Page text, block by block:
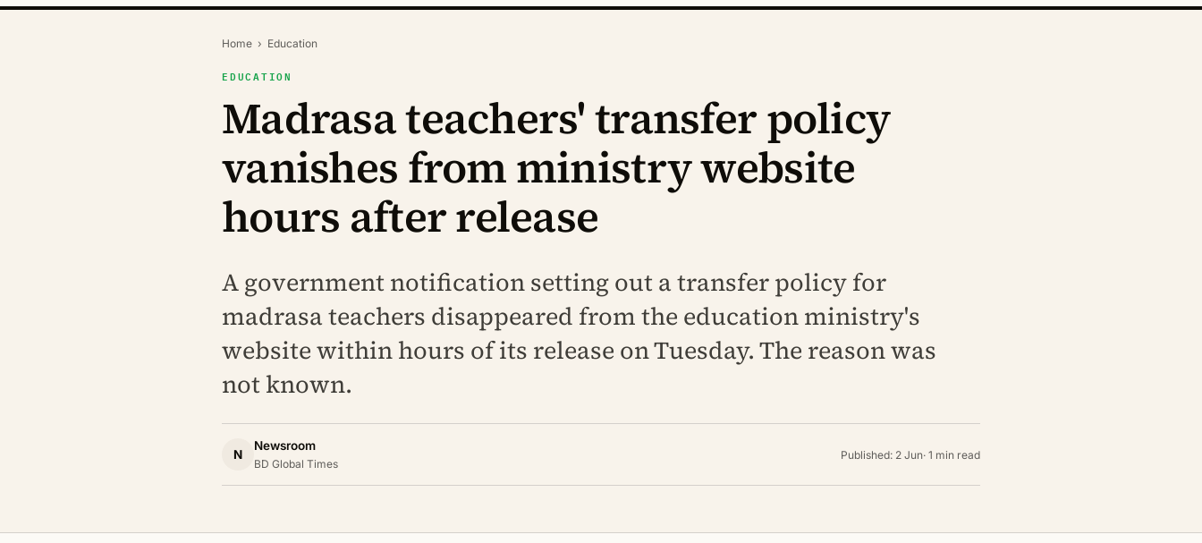
Home › Education
EDUCATION
Madrasa teachers' transfer policy
vanishes from ministry website
hours after release
A government notification setting out a transfer policy for
madrasa teachers disappeared from the education ministry's
website within hours of its release on Tuesday. The reason was
not known.
N
Newsroom
BD Global Times
Published: 2 Jun· 1 min read